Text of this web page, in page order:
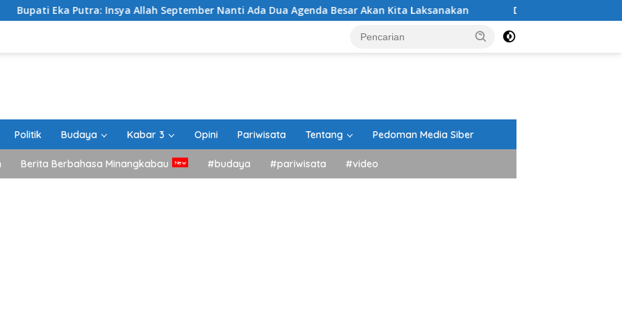
Insya Allah September Nanti Ada Dua Agenda Besar Akan Kita Laksanakan DPRD Tanah Datar Gelar Paripurna
Politik Budaya Kabar 3 Opini Pariwisata Tentang Pedoman Media Siber
Berita Berbahasa Minangkabau #budaya #pariwisata #video